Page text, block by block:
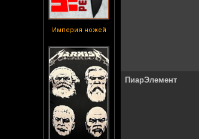
Империя ножей
ПиарЭлемент